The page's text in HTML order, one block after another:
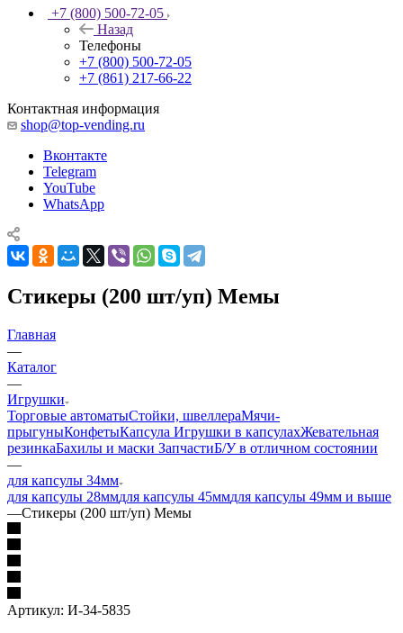
+7 (800) 500-72-05
Назад
Телефоны
+7 (800) 500-72-05
+7 (861) 217-66-22
Контактная информация
shop@top-vending.ru
Вконтакте
Telegram
YouTube
WhatsApp
Стикеры (200 шт/уп) Мемы
Главная
—
Каталог
—
Игрушки
Торговые автоматыСтойки, швеллераМячи-
прыгуныКонфетыКапсула Игрушки в капсулахЖевательная
резинкаБахилы и маски ЗапчастиБ/У в отличном состоянии
—
для капсулы 34мм
для капсулы 28ммдля капсулы 45ммдля капсулы 49мм и выше
—Стикеры (200 шт/уп) Мемы
Артикул: И-34-5835